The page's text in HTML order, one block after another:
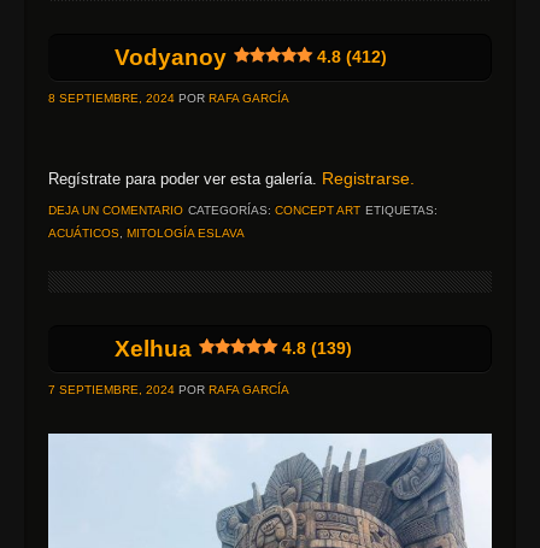
Vodyanoy 4.8 (412)
8 SEPTIEMBRE, 2024 POR RAFA GARCÍA
Regístrate para poder ver esta galería. Registrarse.
DEJA UN COMENTARIO CATEGORÍAS: CONCEPT ART ETIQUETAS:
ACUÁTICOS MITOLOGÍA ESLAVA
Xelhua 4.8 (139)
7 SEPTIEMBRE, 2024 POR RAFA GARCÍA